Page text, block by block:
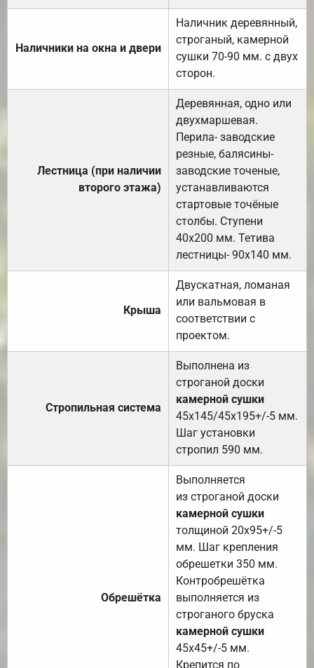
Наличники на окна и двери
Наличник деревянный,
строганый, камерной
сушки 70-90 мм. с двух
сторон.
Лестница (при наличии
второго этажа)
Деревянная, одно или
двухмаршевая.
Перила- заводские
резные, балясины-
заводские точеные,
устанавливаются
стартовые точёные
столбы. Ступени
40х200 мм. Тетива
лестницы- 90х140 мм.
Крыша
Двускатная, ломаная
или вальмовая в
соответствии с
проектом.
Стропильная система
Выполнена из
строганой доски
камерной сушки
45х145/45х195+/-5 мм.
Шаг установки
стропил 590 мм.
Обрешётка
Выполняется
из строганой доски
камерной сушки
толщиной 20х95+/-5
мм. Шаг крепления
обрешетки 350 мм.
Контробрешётка
выполняется из
строганого бруска
камерной сушки
45х45+/-5 мм.
Крепится по